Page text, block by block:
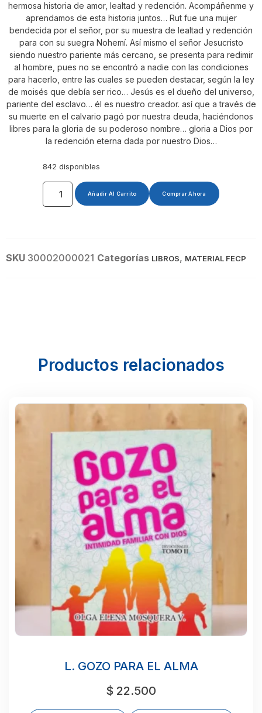
hermosa historia de amor, lealtad y redención. Acompáñenme y
aprendamos de esta historia juntos… Rut fue una mujer
bendecida por el señor, por su muestra de lealtad y redención
para con su suegra Nohemí. Así mismo el señor Jesucristo
siendo nuestro pariente más cercano, se presenta para redimir
al hombre, pues no se encontró a nadie con las condiciones
para hacerlo, entre las cuales se pueden destacar, según la ley
de moisés que debía ser rico… Jesús es el dueño del universo,
pariente del esclavo… él es nuestro creador. así que a través de
su muerte en el calvario pagó por nuestra deuda, haciéndonos
libres para la gloria de su poderoso nombre… gloria a Dios por
la redención eterna dada por nuestro Dios…
842 disponibles
Añadir Al Carrito Comprar Ahora
SKU 30002000021 Categorías LIBROS, MATERIAL FECP
Productos relacionados
L. GOZO PARA EL ALMA
$ 22.500